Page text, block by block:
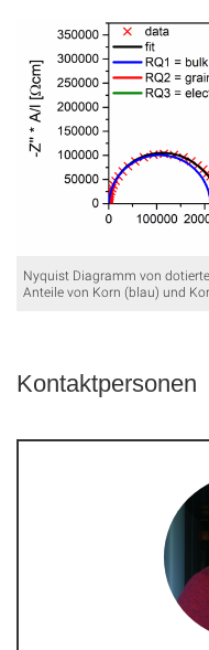
Nyquist Diagramm von
Anteile von Korn (blau) und
Kontaktpersonen